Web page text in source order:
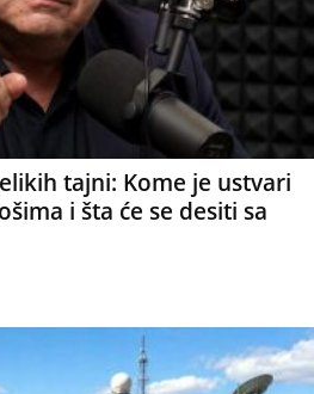
tajni: Kome je ustvari
i šta će se desiti sa